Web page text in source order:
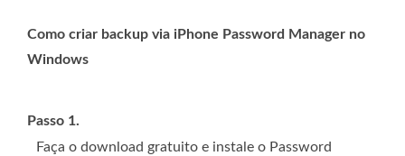
Como criar backup via iPhone Password Manager no
Windows
Passo 1.
Faça o download gratuito e instale o Password